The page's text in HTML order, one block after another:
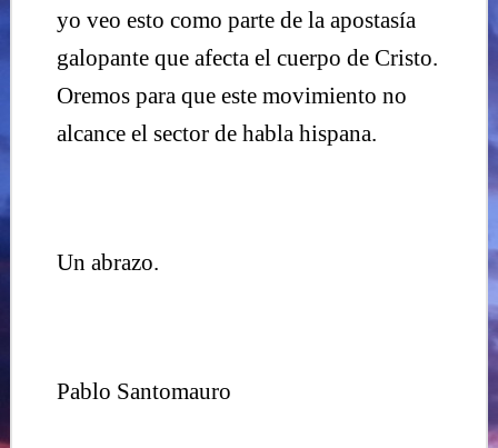
yo veo esto como parte de la apostasía
galopante que afecta el cuerpo de Cristo.
Oremos para que este movimiento no
alcance el sector de habla hispana.
Un abrazo.
Pablo Santomauro